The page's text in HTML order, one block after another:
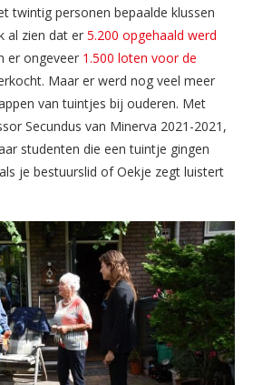
twintig personen bepaalde klussen
al zien dat er 5.200 opgehaald werd
er ongeveer 1.500 loten voor de
Maar er werd nog veel meer
van tuintjes bij ouderen. Met
Secundus van Minerva 2021-2021,
studenten die een tuintje gingen
je bestuurslid of Oekje zegt luistert